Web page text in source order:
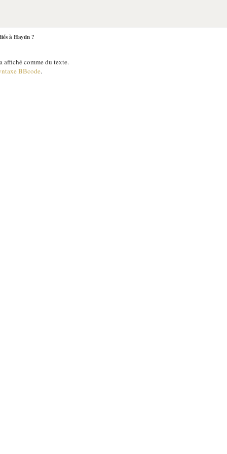
à Haydn ?
affiché comme du texte.
BBcode.